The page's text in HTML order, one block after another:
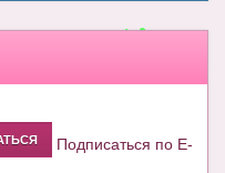
Подписаться по E-